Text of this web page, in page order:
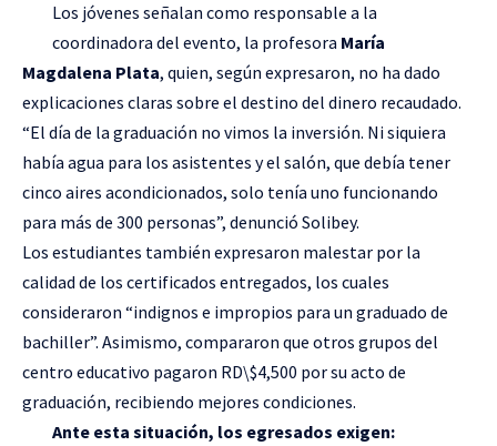
Los jóvenes señalan como responsable a la
coordinadora del evento, la profesora María
Magdalena Plata, quien, según expresaron, no ha dado
explicaciones claras sobre el destino del dinero recaudado.
“El día de la graduación no vimos la inversión. Ni siquiera
había agua para los asistentes y el salón, que debía tener
cinco aires acondicionados, solo tenía uno funcionando
para más de 300 personas”, denunció Solibey.
Los estudiantes también expresaron malestar por la
calidad de los certificados entregados, los cuales
consideraron “indignos e impropios para un graduado de
bachiller”. Asimismo, compararon que otros grupos del
centro educativo pagaron RD\$4,500 por su acto de
graduación, recibiendo mejores condiciones.
Ante esta situación, los egresados exigen: